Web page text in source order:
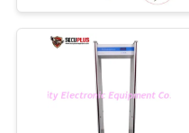
FABRIK-
AUSFLUG